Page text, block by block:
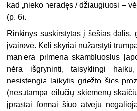
kad „nieko neradęs / džiaugiuosi –
(p. 6).
Rinkinys suskirstytas į šešias dalis,
įvairovė. Keli skyriai nužarstyti
maniera primena skambiuosius
nėra išgryninti, taisyklingi
nesistengia laikytis griežto šios
(nesutampa eilučių skiemenų
įprastai formai šiuo atveju